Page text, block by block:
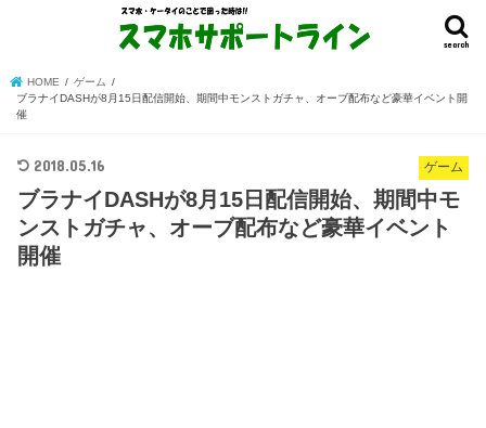
search
HOME
ゲーム
ブラナイDASHが8月15日配信開始、期間中モンストガチャ、オーブ配布など豪華イベント開
催
ゲーム
2018.05.16
ブラナイDASHが8月15日配信開始、期間中モ
ンストガチャ、オーブ配布など豪華イベント
開催